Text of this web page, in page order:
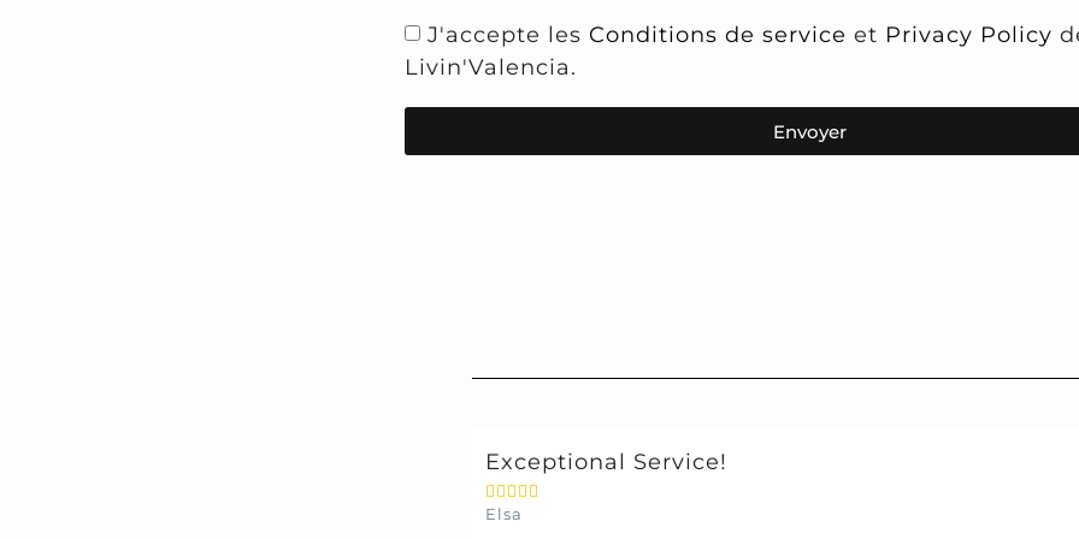
J'accepte les Conditions de service et Privacy Policy
Livin'Valencia.
Envoyer
Exceptional Service!
    
Elsa